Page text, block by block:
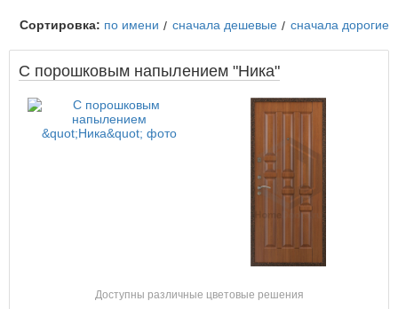
Сортировка: по имени сначала дешевые сначала дорогие
С порошковым напылением "Ника"
Доступны различные цветовые решения